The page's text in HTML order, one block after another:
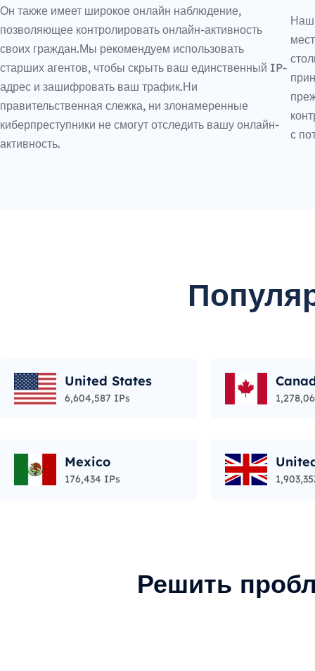
Он также имеет широкое онлайн наблюдение,
позволяющее контролировать онлайн-активность
своих граждан.Мы рекомендуем использовать
старших агентов, чтобы скрыть ваш единственный IP-
адрес и зашифровать ваш трафик.Ни
правительственная слежка, ни злонамеренные
киберпреступники не смогут отследить вашу онлайн-
активность.
Наш
с
United States
6,604,587 IPs
Mexico
176,434 IPs
Решить